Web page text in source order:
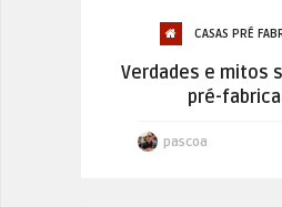
CASAS PRÉ
Verdades e mitos
pré-
pascoa